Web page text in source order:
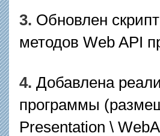
3. Обновлен
методов Web API
4. Добавлена
программы
Presentation \